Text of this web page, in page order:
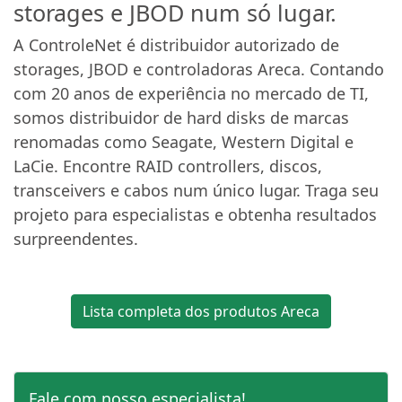
storages e JBOD num só lugar.
A ControleNet é distribuidor autorizado de
storages, JBOD e controladoras Areca. Contando
com 20 anos de experiência no mercado de TI,
somos distribuidor de hard disks de marcas
renomadas como Seagate, Western Digital e
LaCie. Encontre RAID controllers, discos,
transceivers e cabos num único lugar. Traga seu
projeto para especialistas e obtenha resultados
surpreendentes.
Lista completa dos produtos Areca